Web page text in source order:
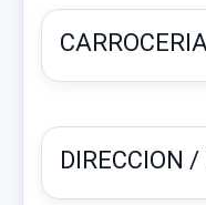
DIRECCION